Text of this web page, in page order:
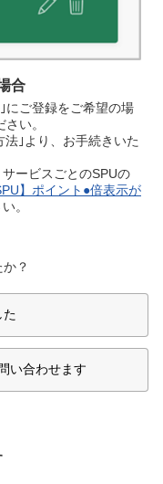
合
にご登録をご希望の場
い。
｣より、お手続きいた
ービスごとのSPUの
】ポイント●倍表示が
。
？
た
い合わせます